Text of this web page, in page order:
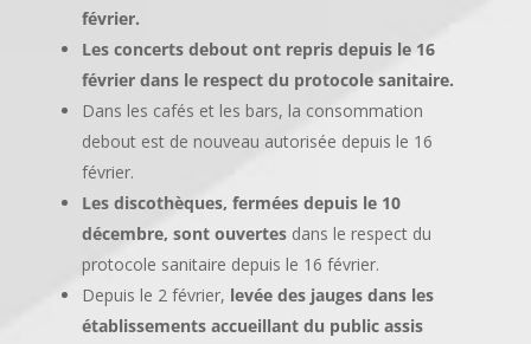
février.
Les concerts debout ont repris depuis le 16
février dans le respect du protocole sanitaire.
Dans les cafés et les bars, la consommation
debout est de nouveau autorisée depuis le 16
février.
Les discothèques, fermées depuis le 10
décembre, sont ouvertes dans le respect du
protocole sanitaire depuis le 16 février.
Depuis le 2 février, levée des jauges dans les
établissements accueillant du public assis